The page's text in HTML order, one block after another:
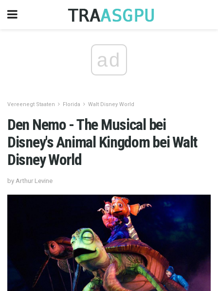
ad
Vereenegt Staaten Florida Walt Disney World
Den Nemo - The Musical bei
Disney's Animal Kingdom bei Walt
Disney World
by Arthur Levine